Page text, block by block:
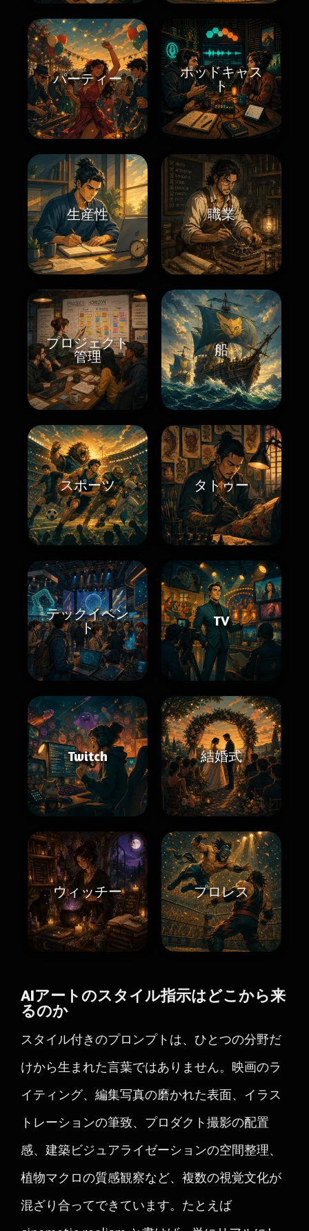
パーティー
ポッドキャス
ト
生産性 職業
プロジェクト
管理
船
スポーツ タトゥー
テックイベン
ト
TV
Twitch 結婚式
ウィッチー プロレス
AIアートのスタイル指示はどこから来
るのか
スタイル付きのプロンプトは、ひとつの分野だ
けから生まれた言葉ではありません。映画のラ
イティング、編集写真の磨かれた表面、イラス
トレーションの筆致、プロダクト撮影の配置
感、建築ビジュアライゼーションの空間整理、
植物マクロの質感観察など、複数の視覚文化が
混ざり合ってできています。たとえば